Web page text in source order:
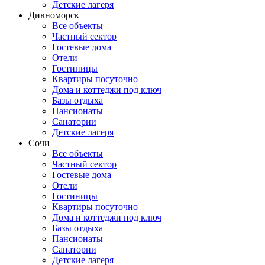
Детские лагеря
Дивноморск
Все объекты
Частный сектор
Гостевые дома
Отели
Гостиницы
Квартиры посуточно
Дома и коттеджи под ключ
Базы отдыха
Пансионаты
Санатории
Детские лагеря
Сочи
Все объекты
Частный сектор
Гостевые дома
Отели
Гостиницы
Квартиры посуточно
Дома и коттеджи под ключ
Базы отдыха
Пансионаты
Санатории
Детские лагеря